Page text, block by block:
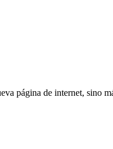
página de internet, sino